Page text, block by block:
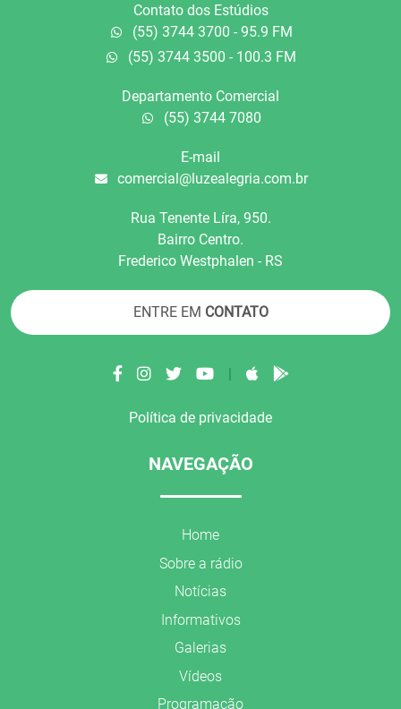
Contato dos Estúdios
(55) 3744 3700 - 95.9 FM
(55) 3744 3500 - 100.3 FM
Departamento Comercial
(55) 3744 7080
E-mail
comercial@luzealegria.com.br
Rua Tenente Líra, 950.
Bairro Centro.
Frederico Westphalen - RS
ENTRE EM CONTATO
|
Política de privacidade
NAVEGAÇÃO
Home
Sobre a rádio
Notícias
Informativos
Galerias
Vídeos
Programação